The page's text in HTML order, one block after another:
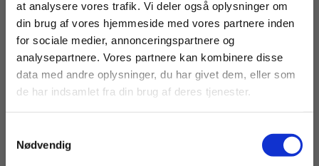
at analysere vores trafik. Vi deler også oplysninger om
din brug af vores hjemmeside med vores partnere inden
for sociale medier, annonceringspartnere og
analysepartnere. Vores partnere kan kombinere disse
data med andre oplysninger, du har givet dem, eller som
de har indsamlet fra din brug af deres tjenester.
Nødvendig
Fra
90,00 KR.
For privatkunder og
studerende. Du får
vist priser inkl.
For institutioner og
virksomheder. Du
får vist priser ekskl.